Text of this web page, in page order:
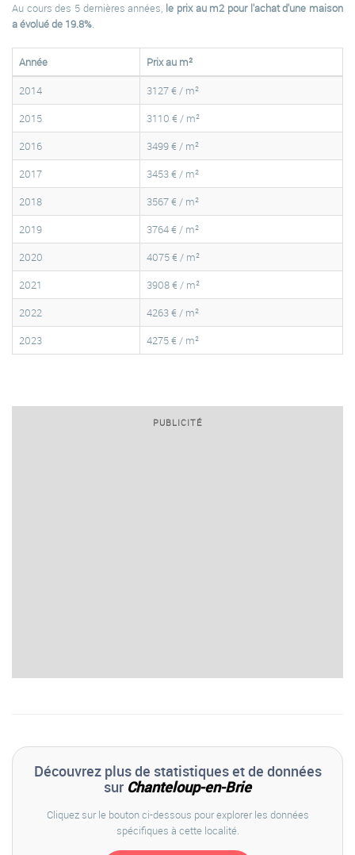
Au cours des 5 dernières années, le prix au m2 pour l'achat d'une maison
a évolué de 19.8%.
Année
Prix au m²
2014
3127 € / m²
2015
3110 € / m²
2016
3499 € / m²
2017
3453 € / m²
2018
3567 € / m²
2019
3764 € / m²
2020
4075 € / m²
2021
3908 € / m²
2022
4263 € / m²
2023
4275 € / m²
PUBLICITÉ
Découvrez plus de statistiques et de données
sur Chanteloup-en-Brie
Cliquez sur le bouton ci-dessous pour explorer les données
spécifiques à cette localité.